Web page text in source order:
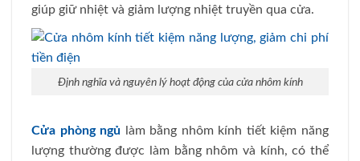
giúp giữ nhiệt và giảm lượng nhiệt truyền qua cửa.
Định nghĩa và nguyên lý hoạt động của cửa nhôm kính
Cửa phòng ngủ làm bằng nhôm kính tiết kiệm năng
lượng thường được làm bằng nhôm và kính, có thể